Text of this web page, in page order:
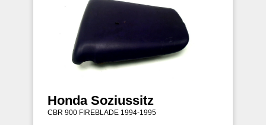
Honda Soziussitz
CBR 900 FIREBLADE 1994-1995